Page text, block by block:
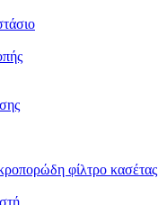
φίλτρο κασέτας